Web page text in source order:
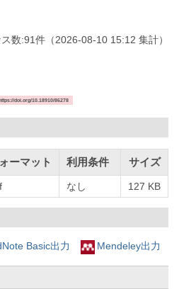
数:91件 （2026-08-10 15:12 集計）
doi.org/10.18910/86278
ーマット 利用条件 サイズ
なし 127 KB
Basic出力 Mendeley出力